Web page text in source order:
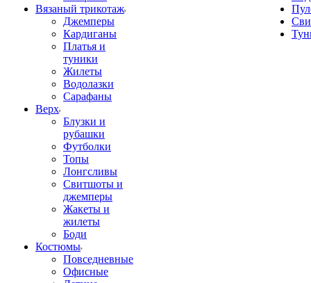
Вязаный трикотаж
Джемперы
Кардиганы
Платья и
туники
Жилеты
Водолазки
Сарафаны
Верх
Блузки и
рубашки
Футболки
Топы
Лонгсливы
Свитшоты и
джемперы
Жакеты и
жилеты
Боди
Костюмы
Повседневные
Офисные